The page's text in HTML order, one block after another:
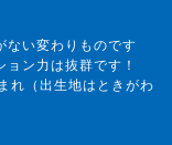
ない変わりものです
ン力は抜群です！
れ（出生地はときがわ